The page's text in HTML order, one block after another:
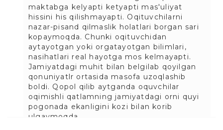
maktabga kelyapti ketyapti mas'uliyat
hissini his qilishmayapti. Oqituvchilarni
nazar-pisand qilmaslik holatlari borgan sari
kopaymoqda. Chunki oqituvchidan
aytayotgan yoki orgatayotgan bilimlari,
nasihatlari real hayotga mos kelmayapti.
Jamiyatdagi muhit bilan belgilab qoyilgan
qonuniyatlr ortasida masofa uzoqlashib
boldi. Qopol qilib aytganda oquvchilar
oqimishli qatlamning jamiyatdagi orni quyi
pogonada ekanligini kozi bilan korib
ulgaymoqda